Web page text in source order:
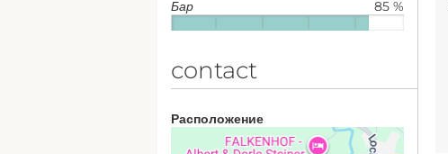
85 %
Бар
contact
Расположение